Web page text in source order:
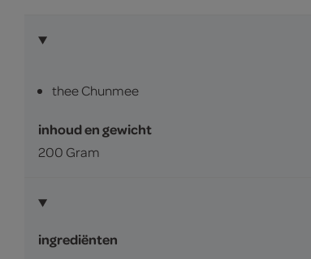
thee Chunmee
inhoud en gewicht
200 Gram
ingrediënten